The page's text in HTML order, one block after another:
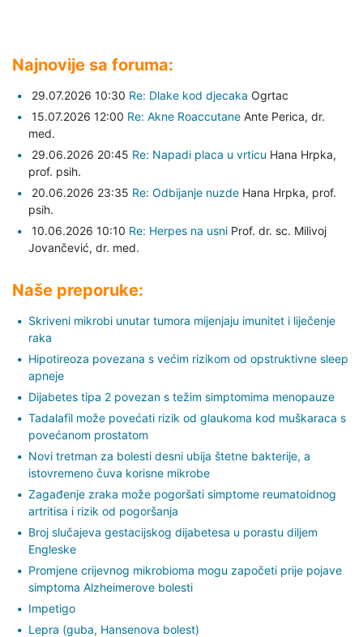
Najnovije sa foruma:
29.07.2026 10:30 Re: Dlake kod djecaka Ogrtac
15.07.2026 12:00 Re: Akne Roaccutane Ante Perica, dr.
med.
29.06.2026 20:45 Re: Napadi placa u vrticu Hana Hrpka,
prof. psih.
20.06.2026 23:35 Re: Odbijanje nuzde Hana Hrpka, prof.
psih.
10.06.2026 10:10 Re: Herpes na usni Prof. dr. sc. Milivoj
Jovančević, dr. med.
Naše preporuke:
Skriveni mikrobi unutar tumora mijenjaju imunitet i liječenje
raka
Hipotireoza povezana s većim rizikom od opstruktivne sleep
apneje
Dijabetes tipa 2 povezan s težim simptomima menopauze
Tadalafil može povećati rizik od glaukoma kod muškaraca s
povećanom prostatom
Novi tretman za bolesti desni ubija štetne bakterije, a
istovremeno čuva korisne mikrobe
Zagađenje zraka može pogoršati simptome reumatoidnog
artritisa i rizik od pogoršanja
Broj slučajeva gestacijskog dijabetesa u porastu diljem
Engleske
Promjene crijevnog mikrobioma mogu započeti prije pojave
simptoma Alzheimerove bolesti
Impetigo
Lepra (guba, Hansenova bolest)